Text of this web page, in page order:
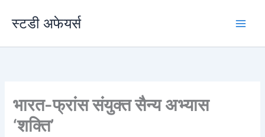
स्टडी अफेयर्स
भारत-फ्रांस संयुक्त सैन्य अभ्यास
‘शक्ति’